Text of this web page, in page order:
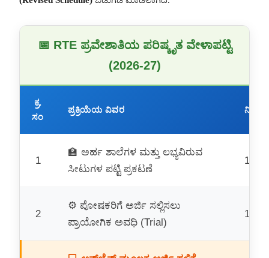
📅 RTE ಪ್ರವೇಶಾತಿಯ ಪರಿಷ್ಕೃತ ವೇಳಾಪಟ್ಟಿ
(2026-27)
ಕ್ರ.
ಸಂ
ಪ್ರಕ್ರಿಯೆಯ ವಿವರ
1
🏫 ಅರ್ಹ ಶಾಲೆಗಳ ಮತ್ತು ಲಭ್ಯವಿರುವ
ಸೀಟುಗಳ ಪಟ್ಟಿ ಪ್ರಕಟಣೆ
2
⚙️ ಪೋಷಕರಿಗೆ ಅರ್ಜಿ ಸಲ್ಲಿಸಲು
ಪ್ರಾಯೋಗಿಕ ಅವಧಿ (Trial)